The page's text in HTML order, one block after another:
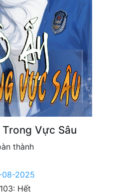
Trong Vực Sâu
thành
08-2025
Hết